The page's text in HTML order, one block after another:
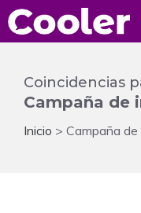
Saltar
al
Coincidencias
Campaña de
Inicio > Campaña